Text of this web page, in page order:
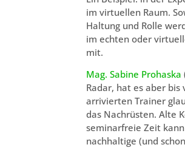
im virtuellen Raum.
Haltung und Rolle
im echten oder
mit.
Mag. Sabine Prohaska
Radar, hat es aber
arrivierten Trainer
das Nachrüsten. Alte
seminarfreie Zeit
nachhaltige (und